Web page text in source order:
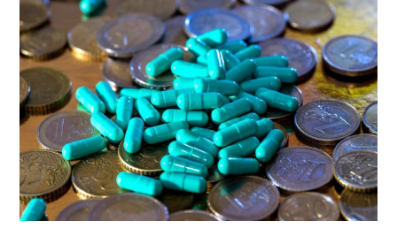
n
I
n
g
r
a
m
l
i
n
t